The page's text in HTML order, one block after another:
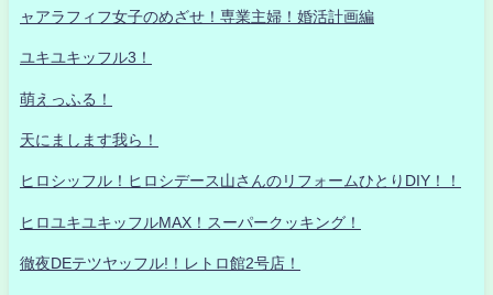
ャアラフィフ女子のめざせ！専業主婦！婚活計画編
ユキユキッフル3！
萌えっふる！
天にまします我ら！
ヒロシッフル！ヒロシデース山さんのリフォームひとりDIY！！
ヒロユキユキッフルMAX！スーパークッキング！
徹夜DEテツヤッフル!！レトロ館2号店！